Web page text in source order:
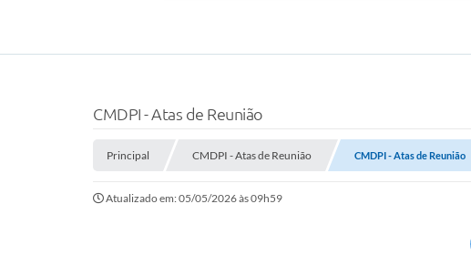
CMDPI - Atas de Reunião
Principal CMDPI - Atas de Reunião CMDPI - Atas de Reunião
Atualizado em: 05/05/2026 às 09h59